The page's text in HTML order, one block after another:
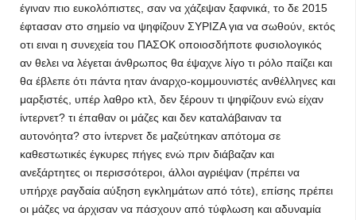
έγιναν πιο ευκολόπιστες, σαν να χάζεψαν ξαφνικά, το δε 2015
έφτασαν στο σημείο να ψηφίζουν ΣΥΡΙΖΑ για να σωθούν, εκτός
οτι ειναι η συνεχεία του ΠΑΣΟΚ οποιοσδήποτε φυσιολογικός
αν θελει να λέγεται άνθρωπος θα έψαχνε λίγο τι ρόλο παίζει και
θα έβλεπε ότι πάντα ηταν άναρχο-κομμουνιστές ανθέλληνες και
μαρξιστές, υπέρ λαθρο κτλ, δεν ξέρουν τι ψηφίζουν ενώ είχαν
ίντερνετ? τι έπαθαν οι μάζες και δεν καταλάβαιναν τα
αυτονόητα? στο ίντερνετ δε μαζεύτηκαν απότομα σε
καθεστωτικές έγκυρες πήγες ενώ πριν διάβαζαν και
ανεξάρτητες οι περισσότεροι, άλλοι αγριέψαν (πρέπει να
υπήρχε ραγδαία αύξηση εγκλημάτων από τότε), επίσης πρέπει
οι μάζες να άρχισαν να πάσχουν από τύφλωση και αδυναμία